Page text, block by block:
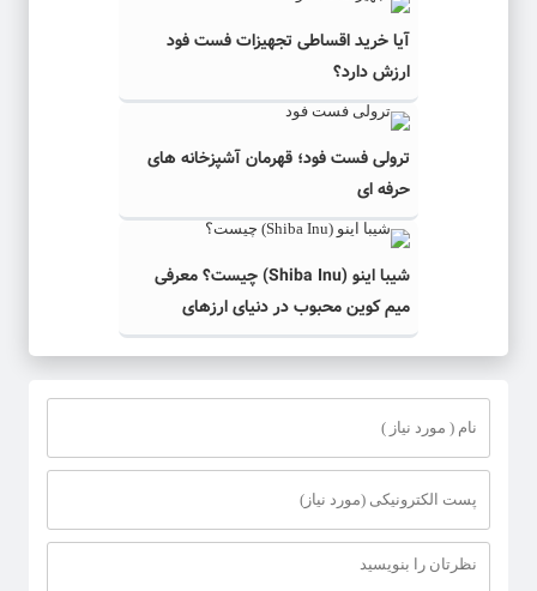
آیا خرید اقساطی تجهیزات فست فود
ارزش دارد؟
ترولی فست فود؛ قهرمان آشپزخانه های
حرفه ای
شیبا اینو (Shiba Inu) چیست؟ معرفی
میم کوین محبوب در دنیای ارزهای
دیجیتال